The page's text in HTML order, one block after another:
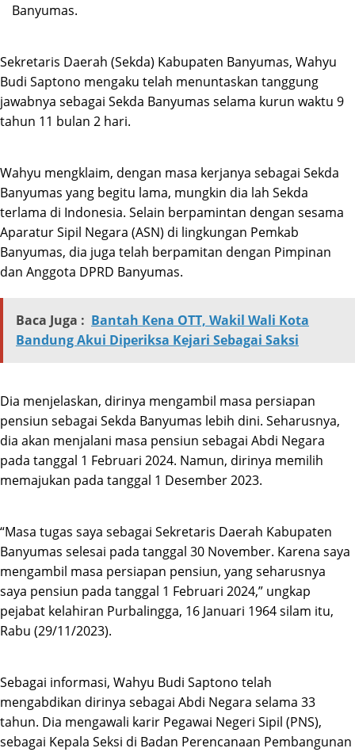
Banyumas.
Sekretaris Daerah (Sekda) Kabupaten Banyumas, Wahyu
Budi Saptono mengaku telah menuntaskan tanggung
jawabnya sebagai Sekda Banyumas selama kurun waktu 9
tahun 11 bulan 2 hari.
Wahyu mengklaim, dengan masa kerjanya sebagai Sekda
Banyumas yang begitu lama, mungkin dia lah Sekda
terlama di Indonesia. Selain berpamintan dengan sesama
Aparatur Sipil Negara (ASN) di lingkungan Pemkab
Banyumas, dia juga telah berpamitan dengan Pimpinan
dan Anggota DPRD Banyumas.
Baca Juga : Bantah Kena OTT, Wakil Wali Kota
Bandung Akui Diperiksa Kejari Sebagai Saksi
Dia menjelaskan, dirinya mengambil masa persiapan
pensiun sebagai Sekda Banyumas lebih dini. Seharusnya,
dia akan menjalani masa pensiun sebagai Abdi Negara
pada tanggal 1 Februari 2024. Namun, dirinya memilih
memajukan pada tanggal 1 Desember 2023.
“Masa tugas saya sebagai Sekretaris Daerah Kabupaten
Banyumas selesai pada tanggal 30 November. Karena saya
mengambil masa persiapan pensiun, yang seharusnya
saya pensiun pada tanggal 1 Februari 2024,” ungkap
pejabat kelahiran Purbalingga, 16 Januari 1964 silam itu,
Rabu (29/11/2023).
Sebagai informasi, Wahyu Budi Saptono telah
mengabdikan dirinya sebagai Abdi Negara selama 33
tahun. Dia mengawali karir Pegawai Negeri Sipil (PNS),
sebagai Kepala Seksi di Badan Perencanaan Pembangunan